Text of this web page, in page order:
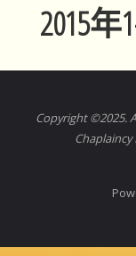
2015
Copyright ©2025.